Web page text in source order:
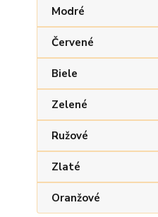
Modré
Červené
Biele
Zelené
Ružové
Zlaté
Oranžové